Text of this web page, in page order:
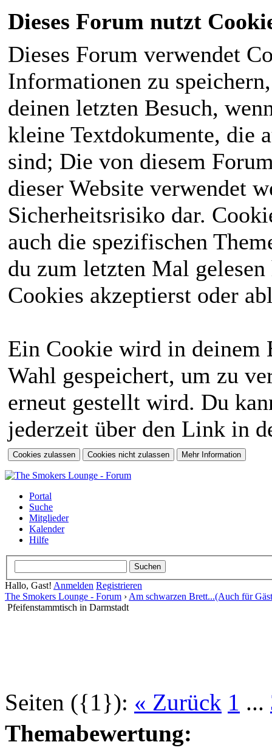
Dieses Forum nutzt
Dieses Forum verwendet
Informationen zu
deinen letzten Besuch,
kleine Textdokumente, die
sind; Die von diesem
dieser Website verwendet
Sicherheitsrisiko dar.
auch die spezifischen
du zum letzten Mal
Cookies akzeptierst oder
Ein Cookie wird in deinem
Wahl gespeichert, um zu
erneut gestellt wird. Du
jederzeit über den Link in
Portal
Suche
Mitglieder
Kalender
Hilfe
Hallo, Gast! Anmelden Registrieren
The Smokers Lounge - Forum › Am schwarzen Brett...(Auch für
Pfeifenstammtisch in Darmstadt
Seiten ({1}): « Zurück 1 ...
Themabewertung: